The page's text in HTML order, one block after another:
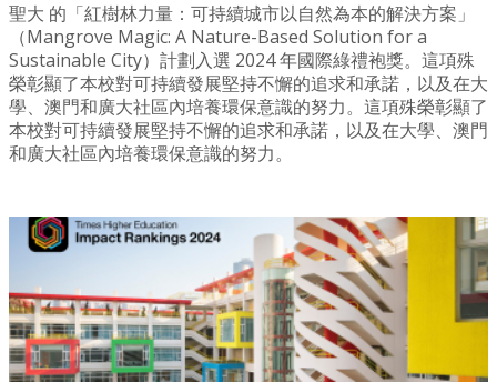
聖大 的「紅樹林力量：可持續城市以自然為本的解決方案」
（Mangrove Magic: A Nature-Based Solution for a
Sustainable City）計劃入選 2024 年國際綠禮袍獎。這項殊
榮彰顯了本校對可持續發展堅持不懈的追求和承諾，以及在大
學、澳門和廣大社區內培養環保意識的努力。這項殊榮彰顯了
本校對可持續發展堅持不懈的追求和承諾，以及在大學、澳門
和廣大社區內培養環保意識的努力。